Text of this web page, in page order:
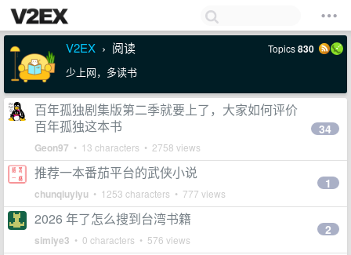
V2EX › 阅读 Topics830
少上网，多读书
百年孤独剧集版第二季就要上了，大家如何评价
百年孤独这本书
Geon97 • 13 characters • 2758 views
34
推荐一本番茄平台的武侠小说
chunqiuyiyu • 1253 characters • 777 views
1
2026 年了怎么搜到台湾书籍
simiye3 • 0 characters • 576 views
2